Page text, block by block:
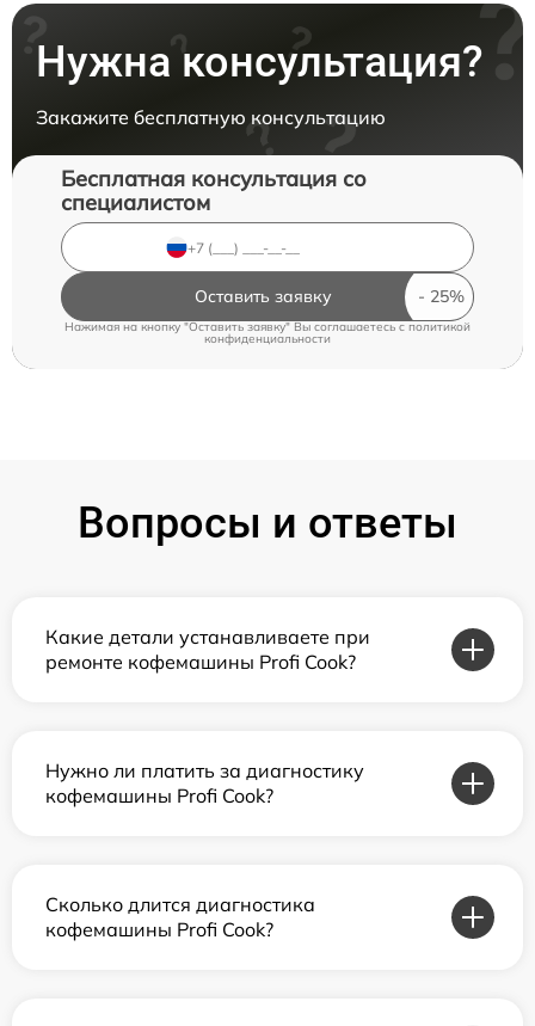
Нужна консультация?
Закажите бесплатную консультацию
Бесплатная консультация со
специалистом
Оставить заявку
Нажимая на кнопку "Оставить заявку" Вы соглашаетесь c политикой
конфиденциальности
Вопросы и ответы
Какие детали устанавливаете при
ремонте кофемашины Profi Cook?
Нужно ли платить за диагностику
кофемашины Profi Cook?
Сколько длится диагностика
кофемашины Profi Cook?